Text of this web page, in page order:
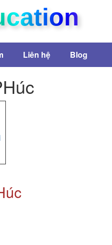
Liên hệ Blog